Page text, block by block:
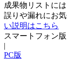
成果物リストに
誤りや漏れにお
い説明はこちら
スマートフォン版
|
PC版